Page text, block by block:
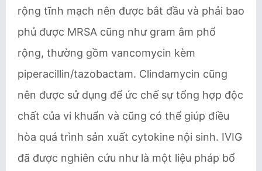
rộng tĩnh mạch nên được bắt đầu và phải bao
phủ được MRSA cũng như gram âm phổ
rộng, thường gồm ​vancomycin kèm
piperacillin/tazobactam​. ​Clindamycin ​cũng
nên được sử dụng để ​ức chế sự tổng hợp độc
chất của vi khuẩn và cũng có thể giúp điều
hòa quá trình sản xuất cytokine nội sinh​. IVIG
đã được nghiên cứu như là một liệu pháp bổ